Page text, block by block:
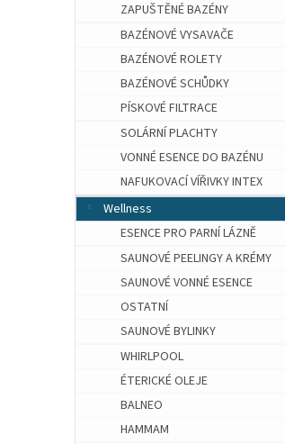
ZAPUŠTĚNÉ BAZÉNY
BAZÉNOVÉ VYSAVAČE
BAZÉNOVÉ ROLETY
BAZÉNOVÉ SCHŮDKY
PÍSKOVÉ FILTRACE
SOLÁRNÍ PLACHTY
VONNÉ ESENCE DO BAZÉNU
NAFUKOVACÍ VÍŘIVKY INTEX
Wellness
ESENCE PRO PARNÍ LÁZNĚ
SAUNOVÉ PEELINGY A KRÉMY
SAUNOVÉ VONNÉ ESENCE
OSTATNÍ
SAUNOVÉ BYLINKY
WHIRLPOOL
ÉTERICKÉ OLEJE
BALNEO
HAMMAM